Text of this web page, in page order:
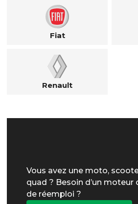
Fiat
Renault
Vous avez une moto,
quad ? Besoin d’un moteur
de réemploi ?